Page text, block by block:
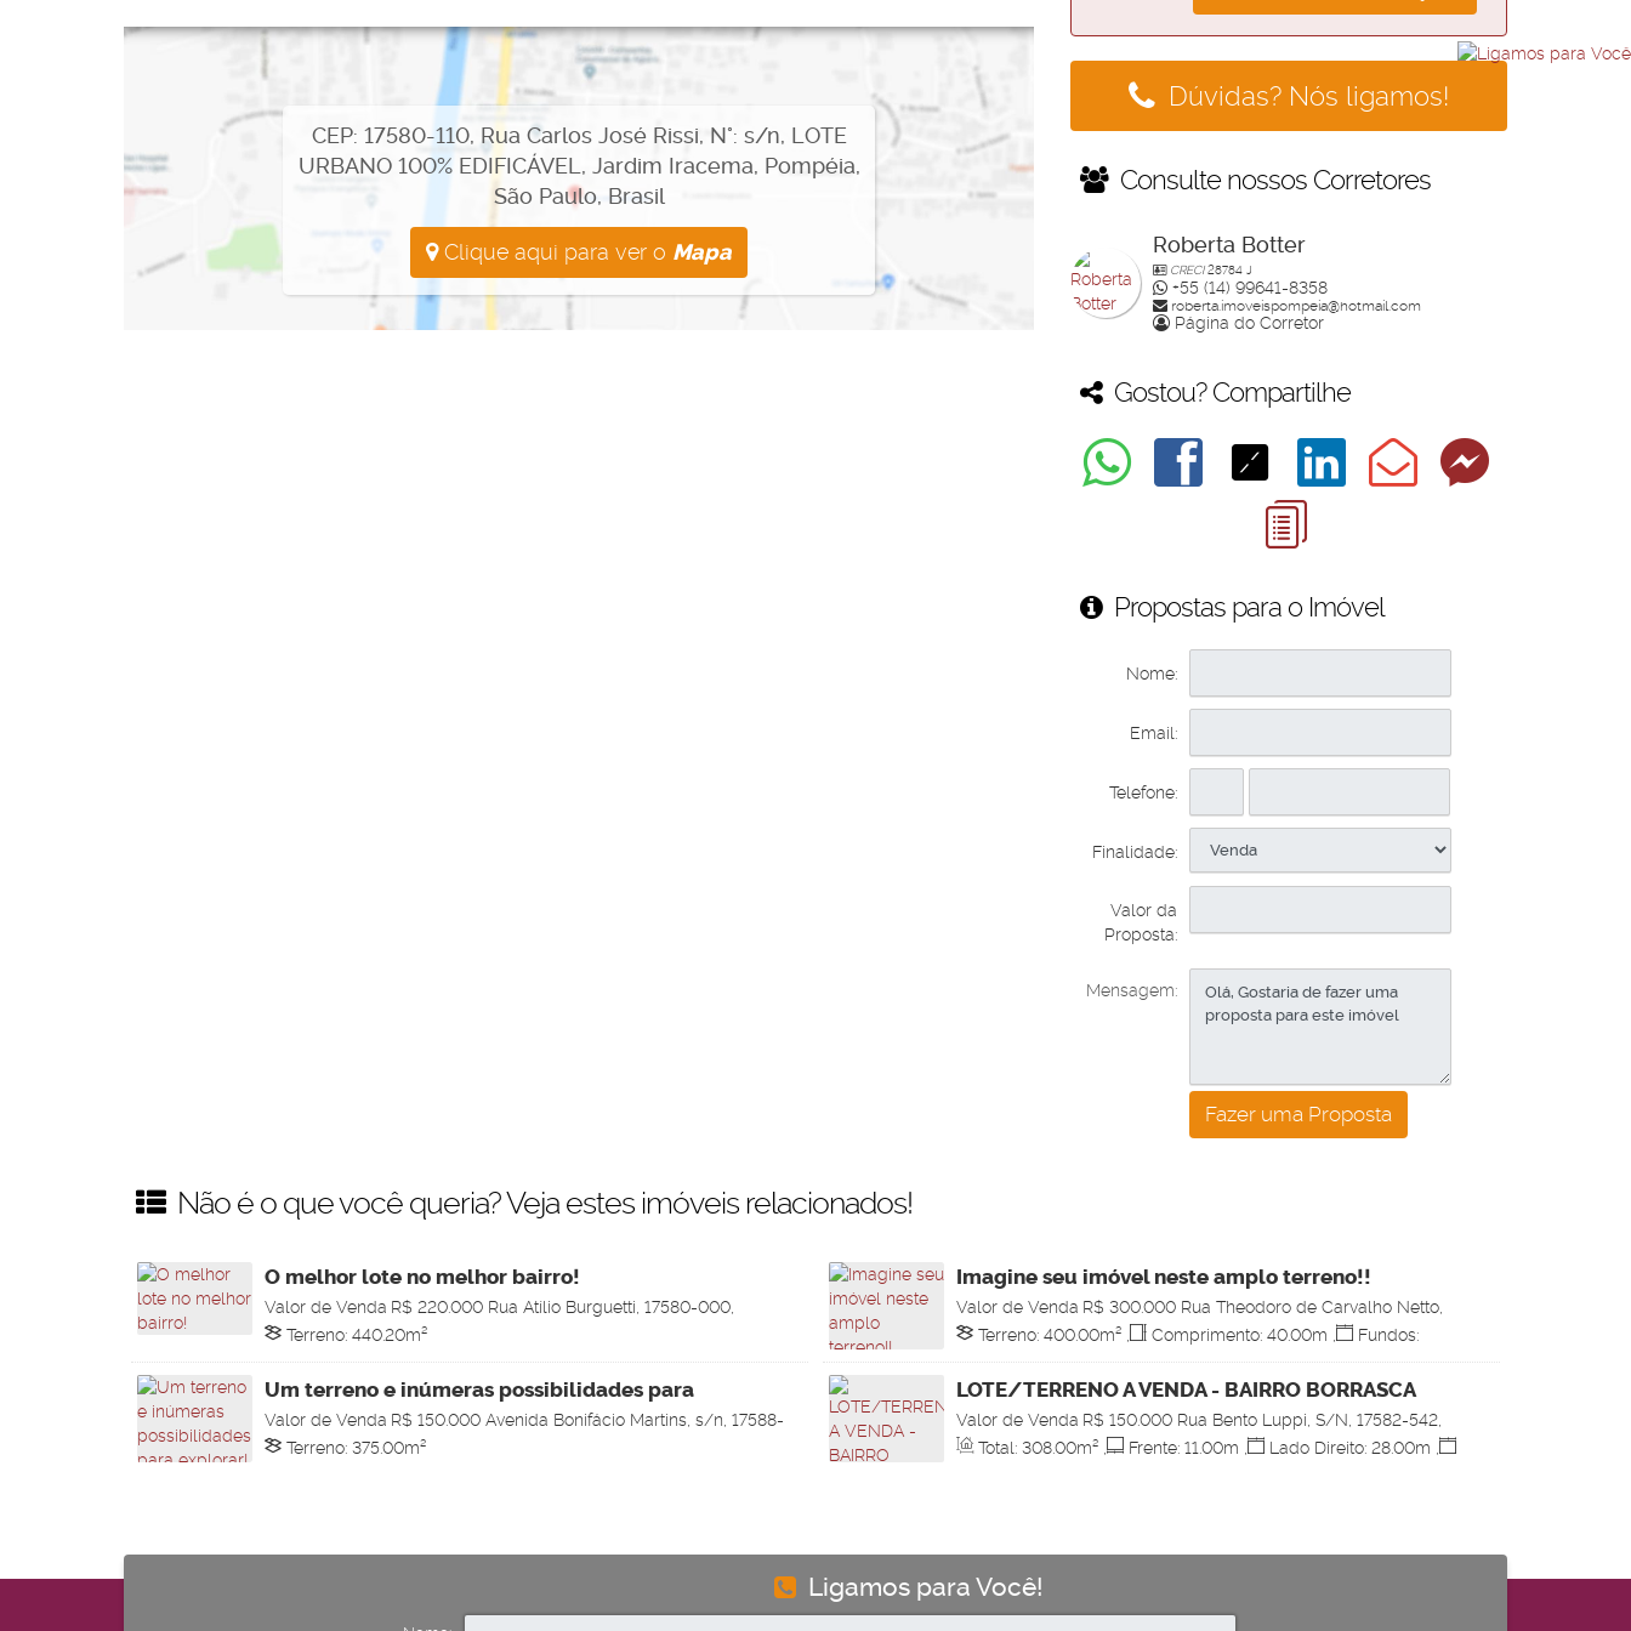
jardim, área de lazer e tudo o que você sempre quis.
🏡🌳 Investimento inteligente: Com um valor de apenas R$180.000,00, este lote urbano é uma oportunidade
imperdível para investir no seu futuro. Valorize seu patrimônio e garanta um imóvel que só tende a valorizar com o
💼🔑 Não perca tempo! Entre em contato conosco agora mesmo e agende uma visita para conhecer este lote
urbano incrível. Estamos prontos para te ajudar a realizar o sonho da casa própria!
📞🏡 Contato: (14)99641-8358
🌐🏡 Visite nosso site: www.imoveisincríveis.com.br
CEP: 17580-110, Rua Carlos José Rissi, N°: s/n, LOTE
URBANO 100% EDIFICÁVEL , Jardim Iracema, Pompéia,
São Paulo, Brasil
Clique aqui para ver o Mapa
Dúvidas? Nós ligamos!
Consulte nossos Corretores
Roberta Botter
CRECI28784 J
+55 (14) 99641-8358
roberta.imoveispompeia@hotmail.com
Página do Corretor
Gostou? Compartilhe
Propostas para o Imóvel
Nome:
Email:
Telefone:
Finalidade:
Valor da
Proposta:
Mensagem:
Não é o que você queria? Veja estes imóveis relacionados!
O melhor lote no melhor bairro!
R$ 220.000
Valor de Venda
Rua Atílio Burguetti, 17580-000,
Jardim Boa Vista, Pompéia, São Paulo, Brasil
Terreno: 440.20m²
Imagine seu imóvel neste amplo terreno!!
R$ 300.000
Valor de Venda
Rua Theodoro de Carvalho Netto,
S/N, 17580-081, Centro, Pompéia, São Paulo, Brasil
Terreno: 400.00m² Comprimento: 40.00m
Fundos:
Esquerdo: 40.00m
Um terreno e inúmeras possibilidades para
explorar!
R$ 150.000
Valor de Venda
Avenida Bonifácio Martins, s/n, 17588-
014, Paulópolis, Pompéia, São Paulo, Brasil
Terreno: 375.00m²
LOTE/TERRENO A VENDA - BAIRRO BORRASCA
R$ 150.000
Valor de Venda
Rua Bento Luppi, S/N, 17582-542,
Residencial Borasca, Pompéia, São Paulo, Brasil
Total: 308.00m² Frente: 11 .00m Lado Direito: 28.00m
Ligamos para Você!